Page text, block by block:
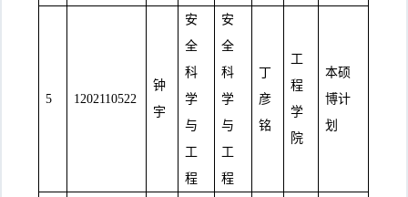
5 1202110522
钟
宇
安
全
科
学
与
工
程
安
全
科
学
与
工
程
丁
彦
铭
工
程
学
院
本硕
博计
划